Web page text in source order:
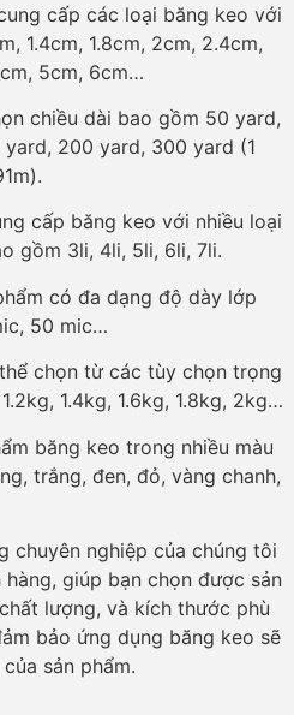
cấp các loại băng keo với
1.4cm, 1.8cm, 2cm, 2.4cm,
5cm, 6cm…
chiều dài bao gồm 50 yard,
200 yard, 300 yard (1
cấp băng keo với nhiều loại
gồm 3li, 4li, 5li, 6li, 7li.
có đa dạng độ dày lớp
50 mic…
chọn từ các tùy chọn trọng
1.4kg, 1.6kg, 1.8kg, 2kg…
băng keo trong nhiều màu
trắng, đen, đỏ, vàng chanh,
chuyên nghiệp của chúng tôi
giúp bạn chọn được sản
lượng, và kích thước phù
bảo ứng dụng băng keo sẽ
sản phẩm.